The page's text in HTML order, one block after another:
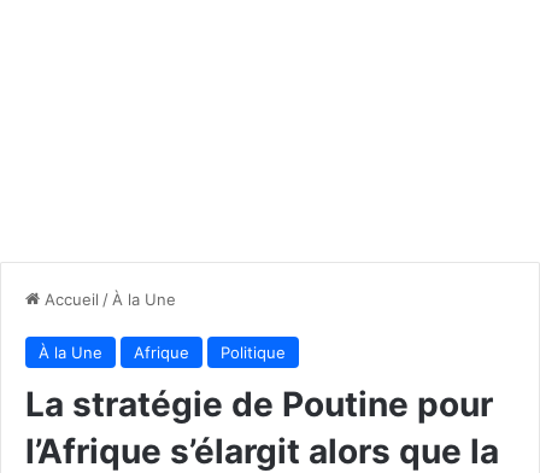
Accueil / À la Une
À la Une Afrique Politique
La stratégie de Poutine pour
l’Afrique s’élargit alors que la